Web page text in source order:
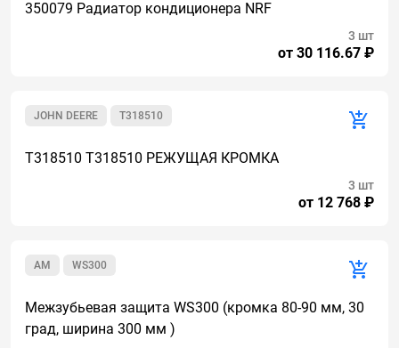
350079 Радиатор кондиционера NRF
от 30 116.67 ₽
3 шт
T318510
JOHN DEERE
T318510 T318510 РЕЖУЩАЯ КРОМКА
от 12 768 ₽
3 шт
WS300
AM
Межзубьевая защита WS300 (кромка 80-90 мм, 30
град, ширина 300 мм )